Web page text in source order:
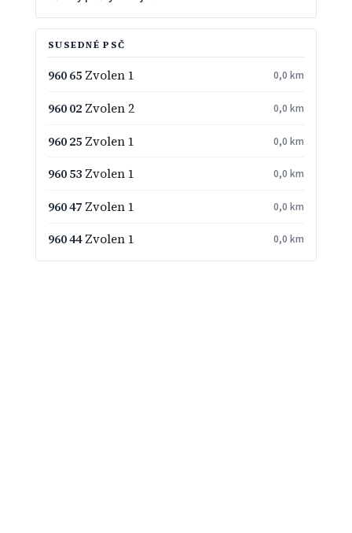
SUSEDNÉ PSČ
960 65Zvolen 1 0,0 km
960 02Zvolen 2 0,0 km
960 25Zvolen 1 0,0 km
960 53Zvolen 1 0,0 km
960 47Zvolen 1 0,0 km
960 44Zvolen 1 0,0 km